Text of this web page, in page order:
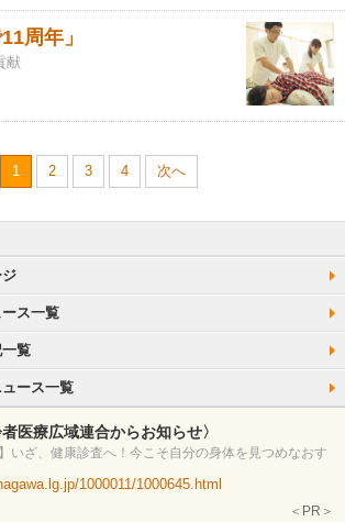
周年」
献
1 2 3 4 次へ
ス一覧
覧
ース一覧
医療広域連合からお知らせ〉
いざ、健康診査へ！今こそ自分の身体を見つめなおす
1000011/1000645.html
＜PR＞